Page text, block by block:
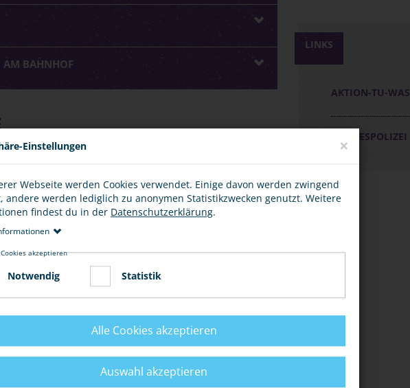
AM BAHNHOF
in der Regeln nicht allein unterwegs – egal ob als
Roller. Verhalte dich deshalb so, dass du weder dich
keine laute Musik mit oder ohne Kopfhörer zu hören
voll und ganz auf den Zugverkehr zu
LINKS
AKTION-TU-WAS
BUNDESPOLIZEI
Einstellungen ×
Webseite werden Cookies verwendet. Einige davon werden zwingend
andere werden lediglich zu anonymen Statistikzwecken genutzt. Weitere
findest du in der Datenschutzerklärung.
akzeptieren
Notwendig Statistik
Alle Cookies akzeptieren
Auswahl akzeptieren